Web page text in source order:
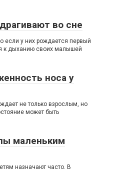
во сне
у них рождается первый
к дыханию своих малышей
носа у
не только взрослым, но
может быть
маленьким
назначают часто. В